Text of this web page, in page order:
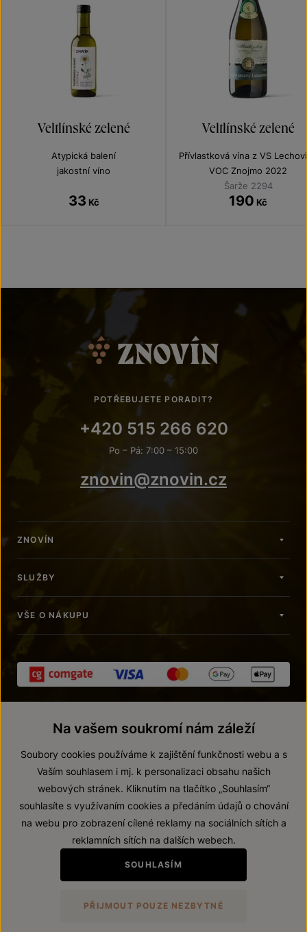
Veltlínské zelené
Atypická balení
jakostní víno
33 Kč
Veltlínské zelené
Přívlastková vína z VS
VOC Znojmo 2022
Šarže 2294
190 Kč
POTŘEBUJETE PORADIT?
+420 515 266 620
Po – Pá: 7:00 – 15:00
znovin@znovin.cz
ZNOVÍN
SLUŽBY
VŠE O NÁKUPU
© 2026 ZNOVÍN ZNOJMO, a. s.
Prohlášení o přístupnosti
Zákaz prodeje alkoholických nápojů osobám mladším 18 let.
VytvořilwebProgress
Na vašem soukromí nám záleží
Soubory cookies používáme k zajištění funkčnosti webu a s
Vaším souhlasem i mj. k personalizaci obsahu našich
webových stránek. Kliknutím na tlačítko „Souhlasím“
souhlasíte s využívaním cookies a předáním údajů o chování
na webu pro zobrazení cílené reklamy na sociálních sítích a
reklamních sítích na dalších webech.
SOUHLASÍM
PŘIJMOUT POUZE NEZBYTNÉ